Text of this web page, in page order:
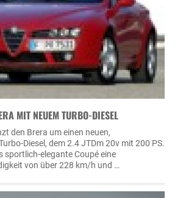
MIT NEUEM TURBO-DIESEL
den Brera um einen neuen,
Diesel, dem 2.4 JTDm 20v mit 200 PS.
sportlich-elegante Coupé eine
von über 228 km/h und …